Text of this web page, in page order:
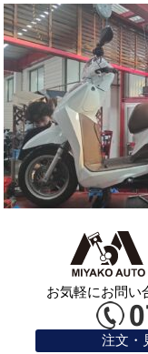
お気軽にお問い
注文・